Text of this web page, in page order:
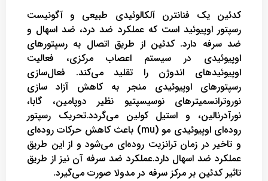
کدئین یک فنانترن آلکالوئیدی طبیعی و آگونیست
رسپتور اوپیوئید است که عملکرد ضد درد، ضد اسهال و
ضد سرفه دارد. کدئین از طریق اتصال به رسپتورهای
اوپیوئیدی در سیستم اعصاب مرکزی، فعالیت
اوپیوئیدهای اندوژن را تقلید می‌کند. فعال‌سازی
رسپتورهای اوپیوئیدی منجر به کاهش آزاد سازی
نوروترانسمیترهای نوسیسپتیو نظیر دوپامین، گابا،
نورآدرنالین، و استیل کولین می‌گردد.تحریک رسپتور
روده‌ای اوپیوئیدی مو (mu) باعث کاهش حرکات روده‌ای
و تاخیر در زمان ترانزیت روده‌ای می‌شود و از این طریق
عملکرد ضد اسهال دارد.عملکرد ضد سرفه آن نیز از طریق
تاثیر کدئین بر مرکز سرفه در مدولا صورت می‌گیرد.